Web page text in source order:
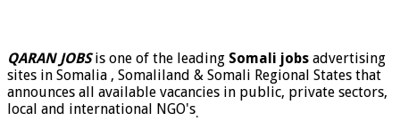
QARAN JOBSis one of the leading Somali jobs advertising
sites in Somalia , Somaliland & Somali Regional States that
announces all available vacancies in public, private sectors,
local and international NGO's.